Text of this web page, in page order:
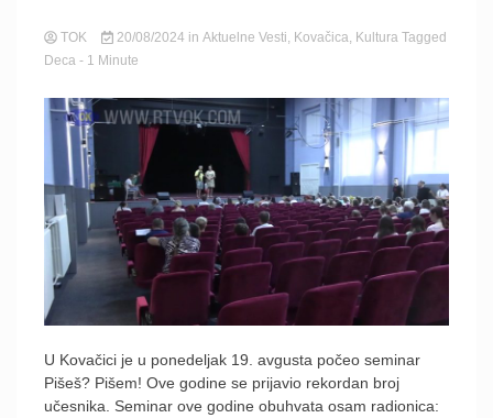
TOK 20/08/2024 in Aktuelne Vesti, Kovačica, Kultura Tagged
Deca - 1 Minute
U Kovačici je u ponedeljak 19. avgusta počeo seminar
Pišeš? Pišem! Ove godine se prijavio rekordan broj
učesnika. Seminar ove godine obuhvata osam radionica: